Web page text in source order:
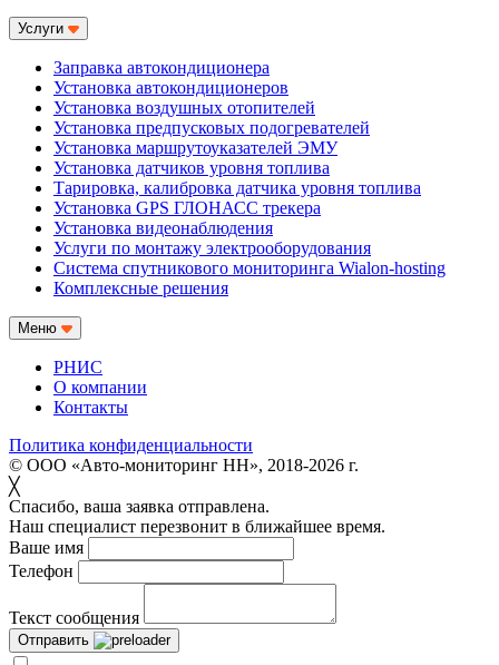
Услуги
Заправка автокондиционера
Установка автокондиционеров
Установка воздушных отопителей
Установка предпусковых подогревателей
Установка маршрутоуказателей ЭМУ
Установка датчиков уровня топлива
Тарировка, калибровка датчика уровня топлива
Установка GPS ГЛОНАСС трекера
Установка видеонаблюдения
Услуги по монтажу электрооборудования
Система спутникового мониторинга Wialon-hosting
Комплексные решения
Меню
РНИС
О компании
Контакты
Политика конфиденциальности
© ООО «Авто-мониторинг НН», 2018-2026 г.
╳
Спасибо, ваша заявка отправлена.
Наш специалист перезвонит в ближайшее время.
Ваше имя
Телефон
Текст сообщения
Отправить